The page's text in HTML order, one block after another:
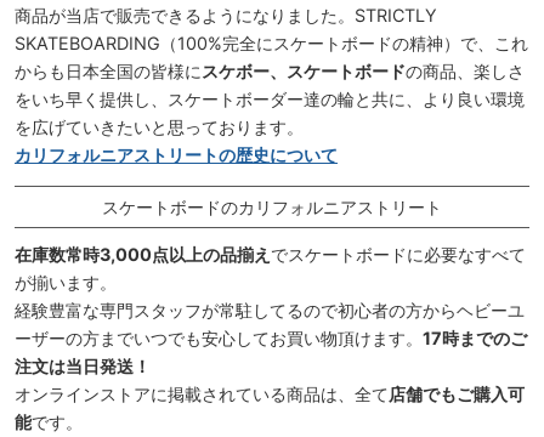
商品が当店で販売できるようになりました。STRICTLY
SKATEBOARDING（100%完全にスケートボードの精神）で、これ
からも日本全国の皆様に スケボー、スケートボードの商品、楽しさ
をいち早く提供し、スケートボーダー達の輪と共に、より良い環境
を広げていきたいと思っております。
カリフォルニアストリートの歴史について
スケートボードのカリフォルニアストリート
在庫数常時3,000点以上の品揃え でスケートボードに必要なすべて
が揃います。
経験豊富な専門スタッフが常駐してるので初心者の方からヘビーユ
ーザーの方までいつでも安心してお買い物頂けます。 17時までのご
注文は当日発送！
オンラインストアに掲載されている商品は、全て店舗でもご購入可
能です。